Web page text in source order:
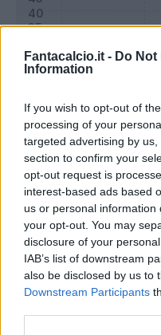
Fantacalcio.it - Do Not
Information
If you wish to opt-out of
processing of your
targeted advertising by
section to confirm your
opt-out request is
interest-based ads based
us or personal
your opt-out. You may
disclosure of your
IAB’s list of downstream
also be disclosed by us to
Downstream Participants
Riepilogo stagione